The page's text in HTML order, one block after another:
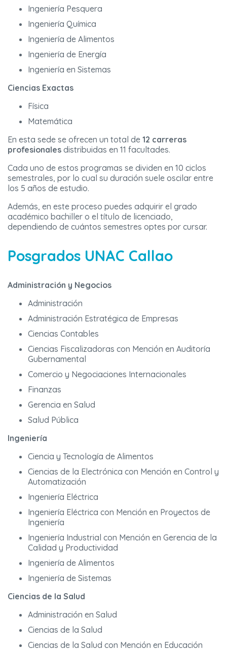
Ingeniería Pesquera
Ingeniería Química
Ingeniería de Alimentos
Ingeniería de Energía
Ingeniería en Sistemas
Ciencias Exactas
Física
Matemática
En esta sede se ofrecen un total de 12 carreras
profesionales distribuidas en 11 facultades.
Cada uno de estos programas se dividen en 10 ciclos
semestrales, por lo cual su duración suele oscilar entre
los 5 años de estudio.
Además, en este proceso puedes adquirir el grado
académico bachiller o el título de licenciado,
dependiendo de cuántos semestres optes por cursar.
Posgrados UNAC Callao
Administración y Negocios
Administración
Administración Estratégica de Empresas
Ciencias Contables
Ciencias Fiscalizadoras con Mención en Auditoría
Gubernamental
Comercio y Negociaciones Internacionales
Finanzas
Gerencia en Salud
Salud Pública
Ingeniería
Ciencia y Tecnología de Alimentos
Ciencias de la Electrónica con Mención en Control y
Automatización
Ingeniería Eléctrica
Ingeniería Eléctrica con Mención en Proyectos de
Ingeniería
Ingeniería Industrial con Mención en Gerencia de la
Calidad y Productividad
Ingeniería de Alimentos
Ingeniería de Sistemas
Ciencias de la Salud
Administración en Salud
Ciencias de la Salud
Ciencias de la Salud con Mención en Educación